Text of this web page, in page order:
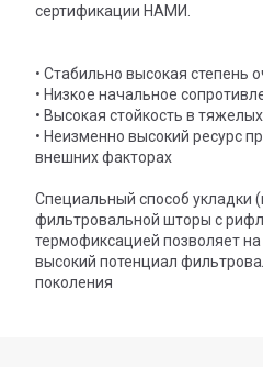
сертификации НАМИ.
• Стабильно высокая степень
• Низкое начальное
• Высокая стойкость в
• Неизменно высокий ресурс
внешних факторах
Специальный способ укладки
фильтровальной шторы с
термофиксацией позволяет на
высокий потенциал
поколения